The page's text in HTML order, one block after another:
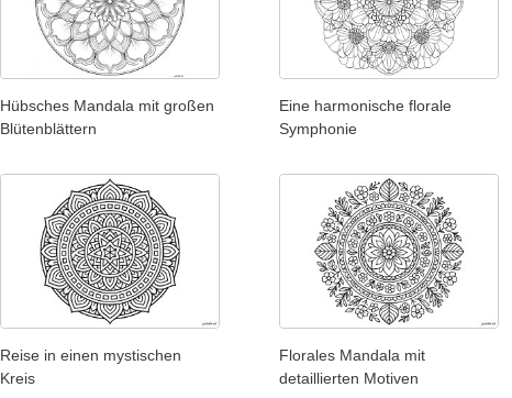
Hübsches Mandala mit großen
Blütenblättern
Eine harmonische florale
Symphonie
Reise in einen mystischen
Kreis
Florales Mandala mit
detaillierten Motiven